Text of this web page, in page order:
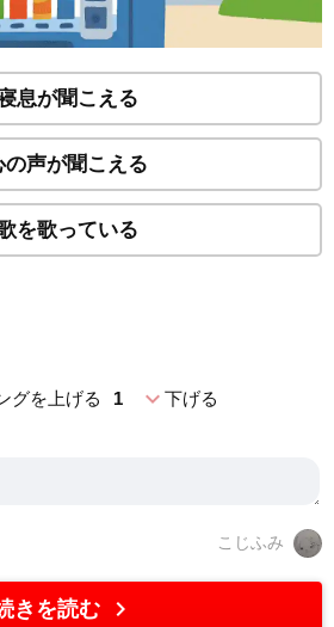
息が聞こえる
の声が聞こえる
を歌っている
グを上げる 1 expand_more下げる
こじふみ
きを読む chevron_right